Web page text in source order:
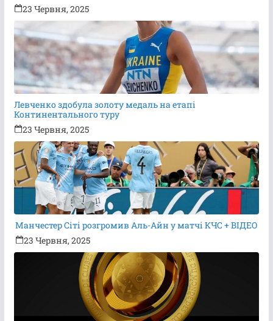
23 Червня, 2025
Левченко здобула золоту медаль на етапі
Континентального туру
23 Червня, 2025
Манчестер Сіті розгромив Аль-Айн у матчі КЧС + ВІДЕО
23 Червня, 2025